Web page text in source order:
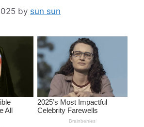
by sun sun